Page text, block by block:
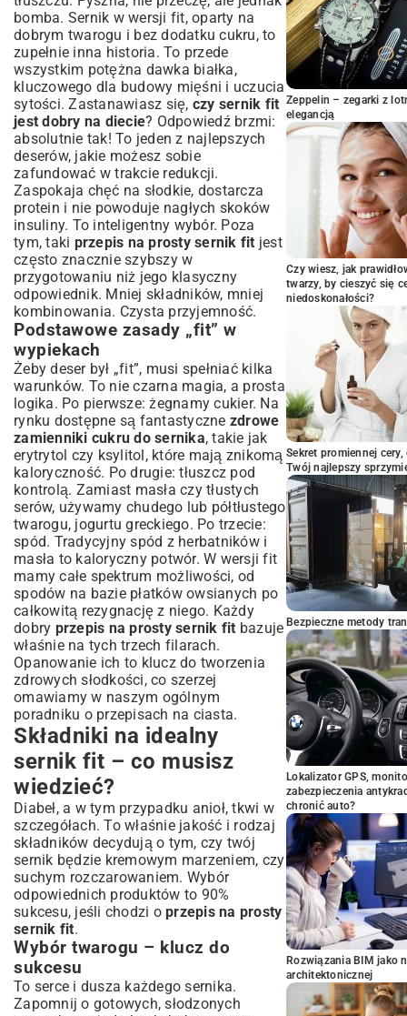
Chłodzenie i serwowanie – cierpliwość
popłaca
Wariacje sernika fit – kreatywnie i
smacznie
Sernik fit z owocami – sezonowe inspiracje
Sernik fit czekoladowy – dla łasuchów
Sernik fit bez pieczenia – ekspresowa
wersja
Wegański sernik fit – alternatywa dla
każdego
Często zadawane pytania o sernik fit
Czy sernik fit jest dobry na diecie?
Jak przechowywać sernik fit?
Czy można zamrozić sernik fit?
Podsumowanie – ciesz się zdrowym
deserem bez wyrzutów sumienia
bomba. Sernik w wersji fit, oparty na
dobrym twarogu i bez dodatku cukru, to
zupełnie inna historia. To przede
wszystkim potężna dawka białka,
kluczowego dla budowy mięśni i uczucia
sytości. Zastanawiasz się, czy sernik fit
jest dobry na diecie? Odpowiedź brzmi:
absolutnie tak! To jeden z najlepszych
deserów, jakie możesz sobie
zafundować w trakcie redukcji.
Zaspokaja chęć na słodkie, dostarcza
protein i nie powoduje nagłych skoków
insuliny. To inteligentny wybór. Poza
tym, taki przepis na prosty sernik fit jest
często znacznie szybszy w
przygotowaniu niż jego klasyczny
odpowiednik. Mniej składników, mniej
kombinowania. Czysta przyjemność.
Podstawowe zasady „fit” w
wypiekach
Żeby deser był „fit”, musi spełniać kilka
warunków. To nie czarna magia, a prosta
logika. Po pierwsze: żegnamy cukier. Na
rynku dostępne są fantastyczne zdrowe
zamienniki cukru do sernika, takie jak
erytrytol czy ksylitol, które mają znikomą
kaloryczność. Po drugie: tłuszcz pod
kontrolą. Zamiast masła czy tłustych
serów, używamy chudego lub półtłustego
twarogu, jogurtu greckiego. Po trzecie:
spód. Tradycyjny spód z herbatników i
masła to kaloryczny potwór. W wersji fit
mamy całe spektrum możliwości, od
spodów na bazie płatków owsianych po
całkowitą rezygnację z niego. Każdy
dobry przepis na prosty sernik fit bazuje
właśnie na tych trzech filarach.
Opanowanie ich to klucz do tworzenia
zdrowych słodkości, co szerzej
omawiamy w naszym ogólnym
poradniku o przepisach na ciasta.
Składniki na idealny
sernik fit – co musisz
wiedzieć?
Diabeł, a w tym przypadku anioł, tkwi w
szczegółach. To właśnie jakość i rodzaj
składników decydują o tym, czy twój
sernik będzie kremowym marzeniem, czy
suchym rozczarowaniem. Wybór
odpowiednich produktów to 90%
sukcesu, jeśli chodzi o przepis na prosty
sernik fit.
Wybór twarogu – klucz do
sukcesu
To serce i dusza każdego sernika.
Zapomnij o gotowych, słodzonych
Zeppelin – zegarki z
elegancją
Czy wiesz, jak
twarzy, by cieszyć się
niedoskonałości?
Sekret promiennej
Twój najlepszy
Bezpieczne metody
Lokalizator GPS,
zabezpieczenia
chronić auto?
Rozwiązania BIM jako
architektonicznej